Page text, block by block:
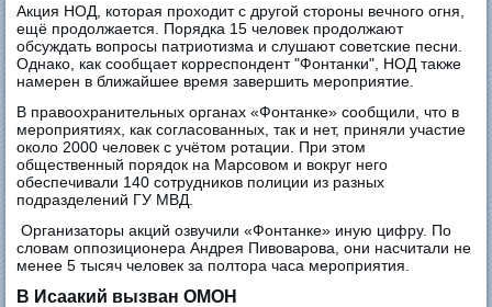
Акция НОД, которая проходит с другой стороны вечного огня,
ещё продолжается. Порядка 15 человек продолжают
обсуждать вопросы патриотизма и слушают советские песни.
Однако, как сообщает корреспондент "Фонтанки", НОД также
намерен в ближайшее время завершить мероприятие.
В правоохранительных органах «Фонтанке» сообщили, что в
мероприятиях, как согласованных, так и нет, приняли участие
около 2000 человек с учётом ротации. При этом
общественный порядок на Марсовом и вокруг него
обеспечивали 140 сотрудников полиции из разных
подразделений ГУ МВД.
Организаторы акций озвучили «Фонтанке» иную цифру. По
словам оппозиционера Андрея Пивоварова, они насчитали не
менее 5 тысяч человек за полтора часа мероприятия.
В Исаакий вызван ОМОН